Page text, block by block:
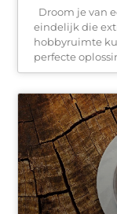
Droom je van
eindelijk die
hobbyruimte
perfecte